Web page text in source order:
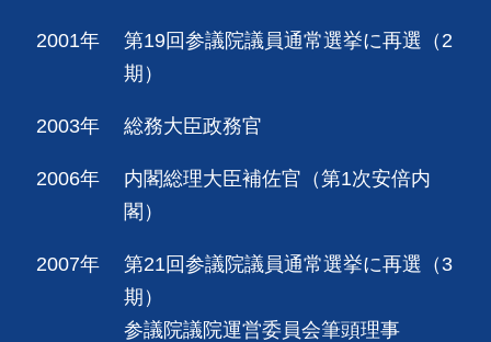
2001年
第19回参議院議員通常選挙に再選（2
期）
2003年 総務大臣政務官
2006年
内閣総理大臣補佐官（第1次安倍内
閣）
2007年
第21回参議院議員通常選挙に再選（3
期）
参議院議院運営委員会筆頭理事